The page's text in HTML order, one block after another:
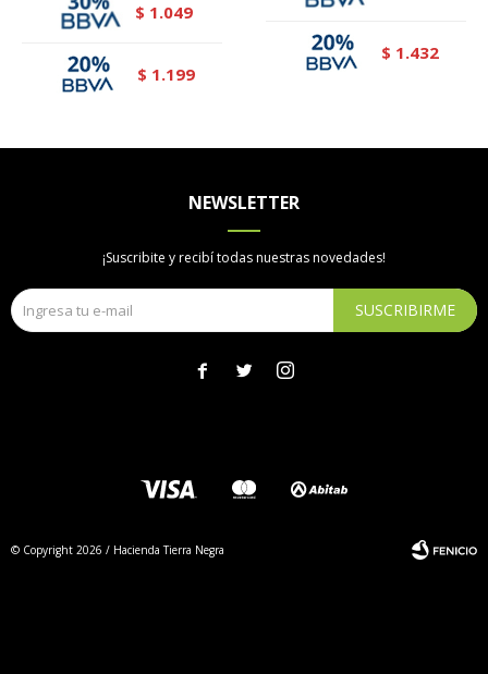
$ 1.049
$ 1.199
$ 1.432
NEWSLETTER
¡Suscribite y recibí todas nuestras novedades!
SUSCRIBIRME
  
© Copyright 2026 / Hacienda Tierra Negra